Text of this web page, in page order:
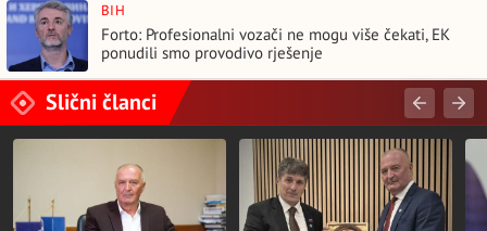
BIH
Forto: Profesionalni vozači ne mogu više čekati, EK
ponudili smo provodivo rješenje
Slični članci